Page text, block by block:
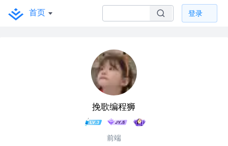
首页 登录
挽歌编程狮
前端